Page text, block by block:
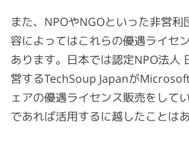
また、NPOやNGOといった非営利
容によってはこれらの優遇ライセ
あります。日本では認定NPO法人
営するTechSoup Japanが
ェアの優遇ライセンス販売をして
であれば活用するに越したことは